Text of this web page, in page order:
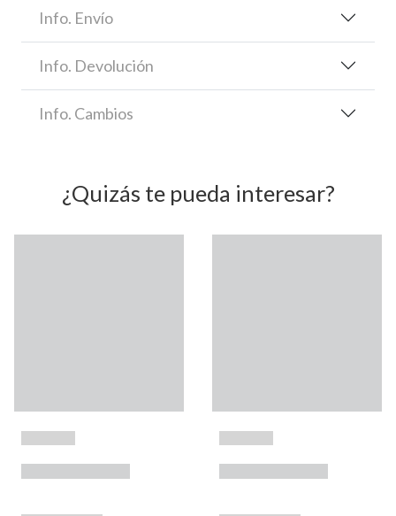
Info. Envío
Info. Devolución
Info. Cambios
¿Quizás te pueda interesar?